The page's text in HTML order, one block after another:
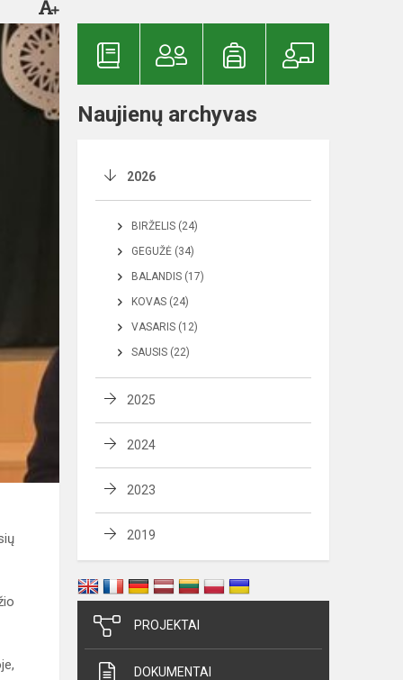
Naujienų archyvas
2026
BIRŽELIS (24)
GEGUŽĖ (34)
BALANDIS (17)
KOVAS (24)
VASARIS (12)
SAUSIS (22)
2025
2024
2023
2019
PROJEKTAI
DOKUMENTAI